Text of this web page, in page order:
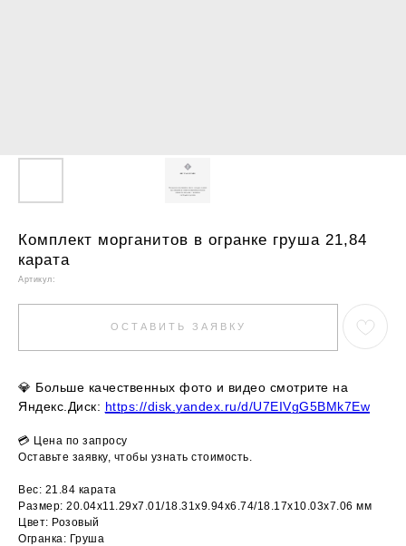
Комплект морганитов в огранке груша 21,84
карата
Артикул:
ОСТАВИТЬ ЗАЯВКУ
💎 Больше качественных фото и видео смотрите на
Яндекс.Диск: https://disk.yandex.ru/d/U7EIVgG5BMk7Ew
💳 Цена по запросу
Оставьте заявку, чтобы узнать стоимость.
Вес: 21.84 карата
Размер: 20.04х11.29х7.01/18.31х9.94х6.74/18.17х10.03х7.06 мм
Цвет: Розовый
Огранка: Груша